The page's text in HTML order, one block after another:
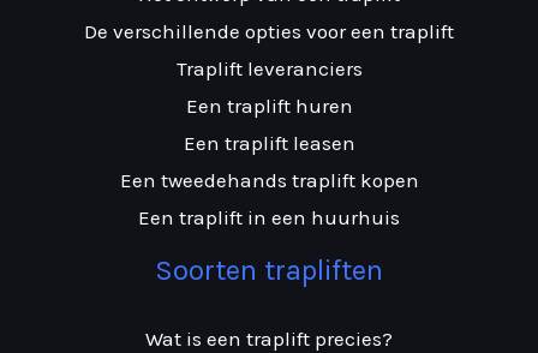
De verschillende opties voor een traplift
Traplift leveranciers
Een traplift huren
Een traplift leasen
Een tweedehands traplift kopen
Een traplift in een huurhuis
Soorten trapliften
Wat is een traplift precies?